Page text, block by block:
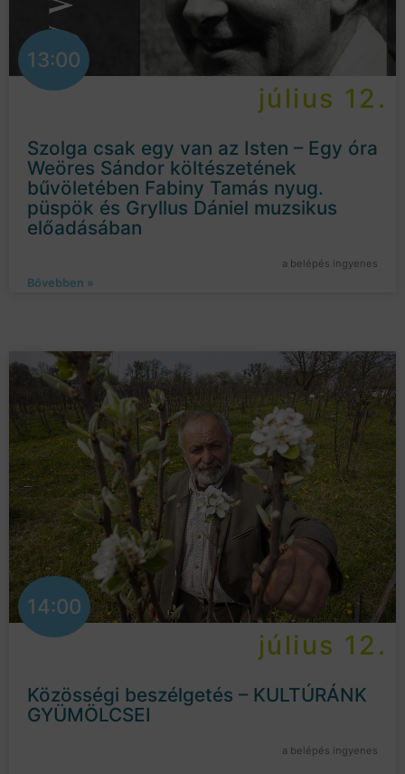
13:00
július 12.
Szolga csak egy van az Isten – Egy óra
Weöres Sándor költészetének
bűvöletében Fabiny Tamás nyug.
püspök és Gryllus Dániel muzsikus
előadásában
a belépés ingyenes
Bővebben »
14:00
július 12.
Közösségi beszélgetés – KULTÚRÁNK
GYÜMÖLCSEI
a belépés ingyenes